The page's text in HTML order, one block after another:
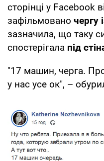
сторінці у Facebook
зафільмовано чергу
зазначила, що таку
спостерігала під
"17 машин, черга.
у нас усе ок", –